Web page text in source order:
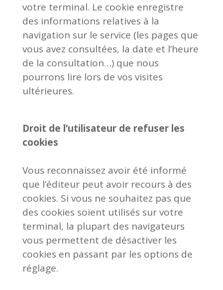
votre terminal. Le cookie enregistre
des informations relatives à la
navigation sur le service (les pages que
vous avez consultées, la date et l’heure
de la consultation…) que nous
pourrons lire lors de vos visites
ultérieures.
Droit de l’utilisateur de refuser les
cookies
Vous reconnaissez avoir été informé
que l’éditeur peut avoir recours à des
cookies. Si vous ne souhaitez pas que
des cookies soient utilisés sur votre
terminal, la plupart des navigateurs
vous permettent de désactiver les
cookies en passant par les options de
réglage.